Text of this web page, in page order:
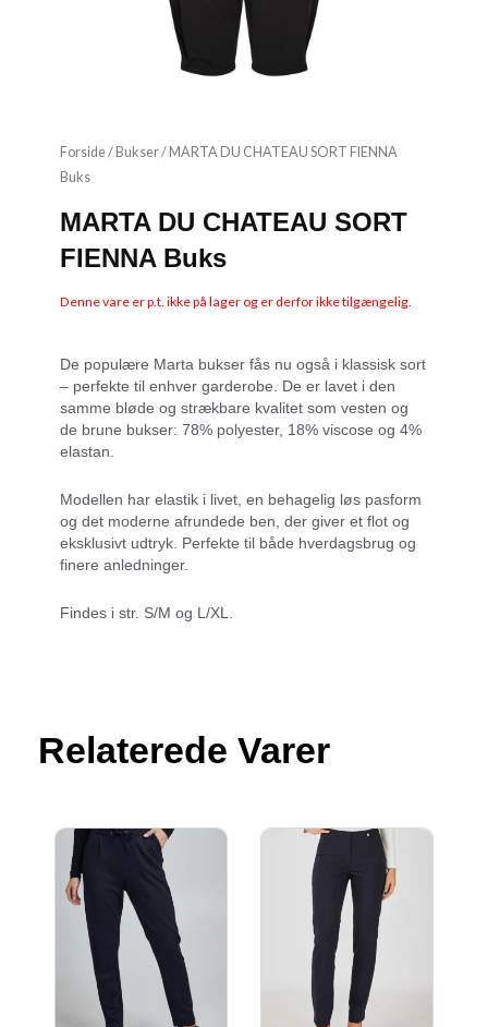
Forside/ Bukser/ MARTA DU CHATEAU SORT FIENNA
Buks
MARTA DU CHATEAU SORT
FIENNA Buks
Denne vare er p.t. ikke på lager og er derfor ikke tilgængelig.
De populære Marta bukser fås nu også i klassisk sort
– perfekte til enhver garderobe. De er lavet i den
samme bløde og strækbare kvalitet som vesten og
de brune bukser: 78% polyester, 18% viscose og 4%
elastan.
Modellen har elastik i livet, en behagelig løs pasform
og det moderne afrundede ben, der giver et flot og
eksklusivt udtryk. Perfekte til både hverdagsbrug og
finere anledninger.
Findes i str. S/M og L/XL.
Relaterede Varer